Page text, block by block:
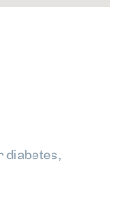
diabetes,